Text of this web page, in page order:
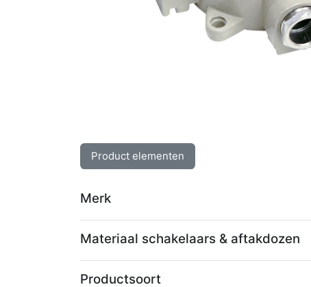
Product elementen
Merk
Materiaal schakelaars & aftakdozen
Productsoort